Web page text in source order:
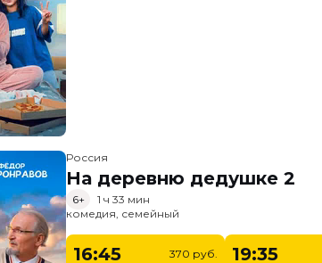
Россия
На деревню дедушке 2
6+
1 ч 33 мин
комедия, семейный
16:45
370 руб.
19:35